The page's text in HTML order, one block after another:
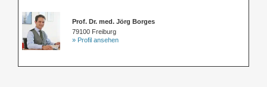
Prof. Dr. med. Jörg Borges
79100 Freiburg
» Profil ansehen